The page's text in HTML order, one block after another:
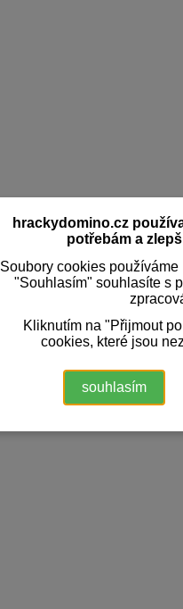
hrackydomino.cz
potřebám a
Soubory cookies
"Souhlasím" souhlasíte s
Kliknutím na "Přijmout
cookies, které jsou
souhlasím